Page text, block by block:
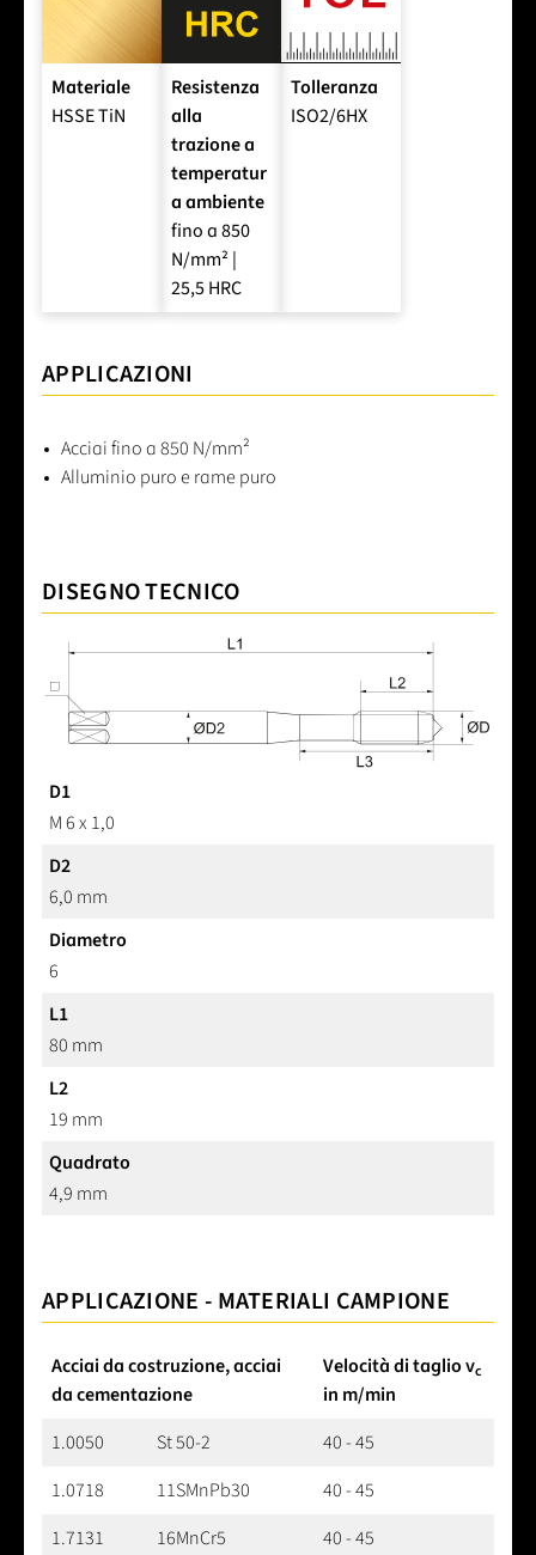
Materiale
HSSE TiN
Resistenza
alla
trazione a
temperatur
a ambiente
fino a 850
N/mm² |
25,5 HRC
Tolleranza
ISO2/6HX
APPLICAZIONI
Acciai fino a 850 N/mm²
Alluminio puro e rame puro
DISEGNO TECNICO
D1
M 6 x 1,0
D2
6,0 mm
Diametro
6
L1
80 mm
L2
19 mm
Quadrato
4,9 mm
APPLICAZIONE - MATERIALI CAMPIONE
Acciai da costruzione, acciai
da cementazione
Velocità di taglio vc
in m/min
1.0050
St 50-2
40 - 45
1.0718
11SMnPb30
40 - 45
1.7131
16MnCr5 40 - 45